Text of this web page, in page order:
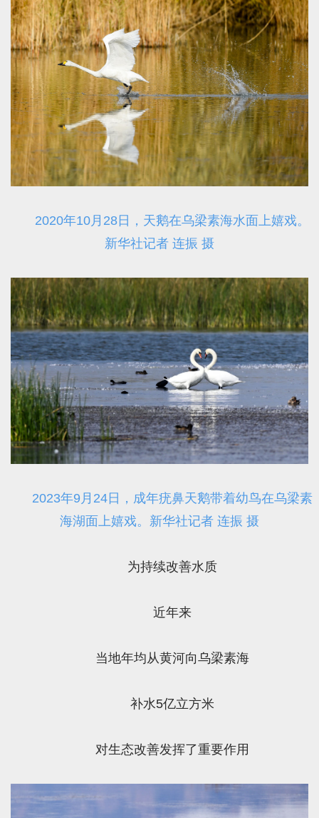
2020年10月28日，天鹅在乌梁素海水面上嬉戏。
新华社记者 连振 摄
2023年9月24日，成年疣鼻天鹅带着幼鸟在乌梁素
海湖面上嬉戏。新华社记者 连振 摄
为持续改善水质
近年来
当地年均从黄河向乌梁素海
补水5亿立方米
对生态改善发挥了重要作用